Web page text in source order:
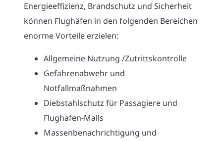
Energieeffizienz, Brandschutz und Sicherheit
können Flughäfen in den folgenden Bereichen
enorme Vorteile erzielen:
Allgemeine Nutzung /Zutrittskontrolle
Gefahrenabwehr und
Notfallmaßnahmen
Diebstahlschutz für Passagiere und
Flughafen-Malls
Massenbenachrichtigung und